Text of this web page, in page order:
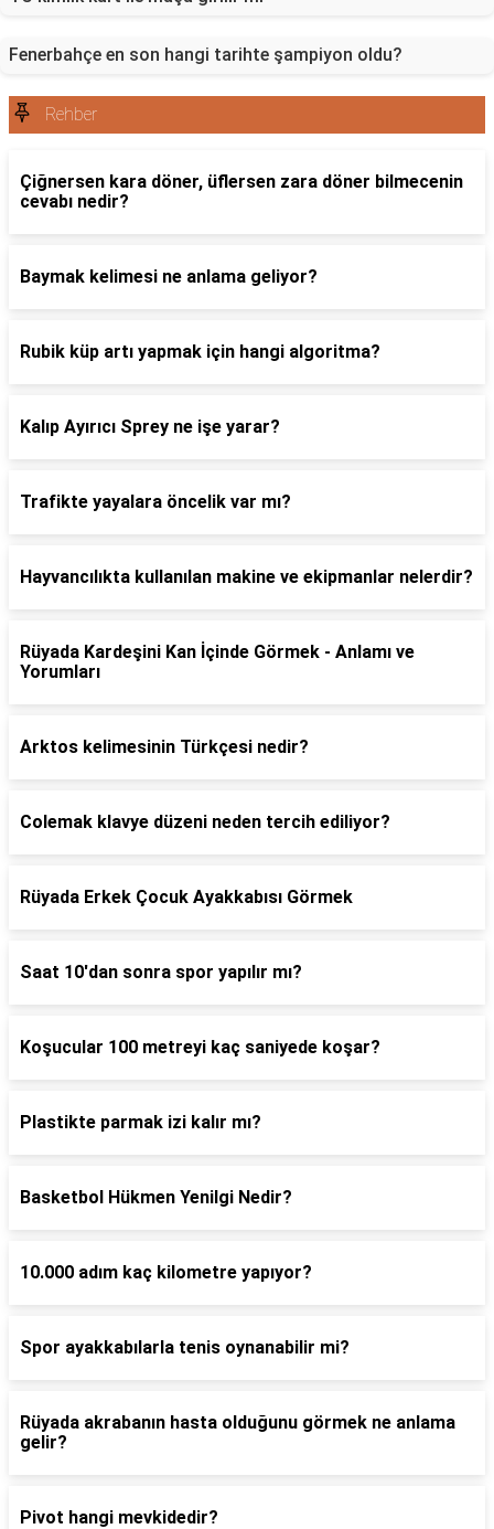
Fenerbahçe en son hangi tarihte şampiyon oldu?
Rehber
Çiğnersen kara döner, üflersen zara döner bilmecenin
cevabı nedir?
Baymak kelimesi ne anlama geliyor?
Rubik küp artı yapmak için hangi algoritma?
Kalıp Ayırıcı Sprey ne işe yarar?
Trafikte yayalara öncelik var mı?
Hayvancılıkta kullanılan makine ve ekipmanlar nelerdir?
Rüyada Kardeşini Kan İçinde Görmek - Anlamı ve
Yorumları
Arktos kelimesinin Türkçesi nedir?
Colemak klavye düzeni neden tercih ediliyor?
Rüyada Erkek Çocuk Ayakkabısı Görmek
Saat 10'dan sonra spor yapılır mı?
Koşucular 100 metreyi kaç saniyede koşar?
Plastikte parmak izi kalır mı?
Basketbol Hükmen Yenilgi Nedir?
10.000 adım kaç kilometre yapıyor?
Spor ayakkabılarla tenis oynanabilir mi?
Rüyada akrabanın hasta olduğunu görmek ne anlama
gelir?
Pivot hangi mevkidedir?